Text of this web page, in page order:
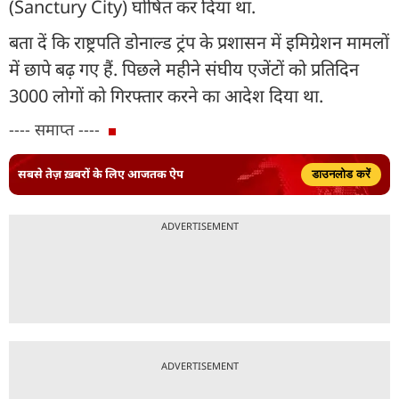
(Sanctury City) घोषित कर दिया था.
बता दें कि राष्ट्रपति डोनाल्ड ट्रंप के प्रशासन में इमिग्रेशन मामलों
में छापे बढ़ गए हैं. पिछले महीने संघीय एजेंटों को प्रतिदिन
3000 लोगों को गिरफ्तार करने का आदेश दिया था.
---- समाप्त ----
सबसे तेज़ ख़बरों के लिए आजतक ऐप डाउनलोड करें
ADVERTISEMENT
ADVERTISEMENT